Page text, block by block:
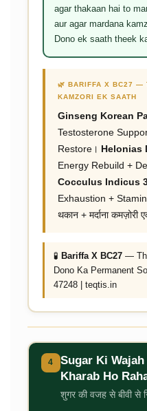
agar thakaan hai to
aur agar mardana
Dono ek saath theek
🌿 BARIFFA X BC27 —
KAMZORI EK SAATH
Ginseng Korean
Testosterone
Restore। Helonias
Energy Rebuild +
Cocculus Indicus
Exhaustion +
थकान + मर्दाना
🧪 Bariffa X BC27—
Dono Ka Permanent
47248 | teqtis.in
4
Sugar Ki
Kharab Ho
शुगर की वजह से बीवी से